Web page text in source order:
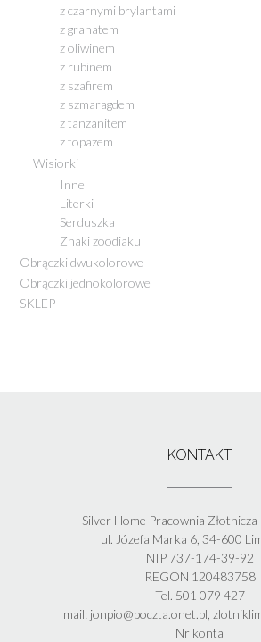
z czarnymi brylantami
z granatem
z oliwinem
z rubinem
z szafirem
z szmaragdem
z tanzanitem
z topazem
Wisiorki
Inne
Literki
Serduszka
Znaki zoodiaku
Obrączki dwukolorowe
Obrączki jednokolorowe
SKLEP
KONTAKT
Silver Home Pracownia
ul. Józefa Marka 6, 34-600
NIP 737-174-39-92
REGON 120483758
Tel. 501 079 427
mail: jonpio@poczta.onet.pl,
Nr konta